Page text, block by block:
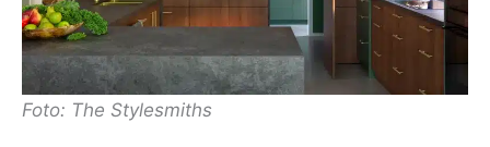
Foto: The Stylesmiths